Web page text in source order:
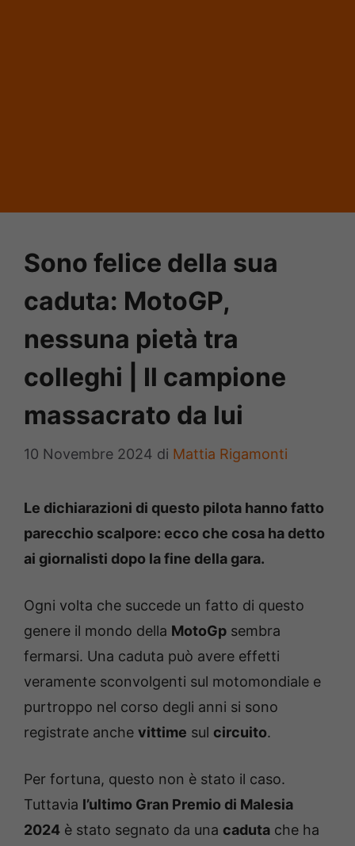
Sono felice della sua
caduta: MotoGP,
nessuna pietà tra
colleghi | Il campione
massacrato da lui
10 Novembre 2024 di Mattia Rigamonti
Le dichiarazioni di questo pilota hanno fatto
parecchio scalpore: ecco che cosa ha detto
ai giornalisti dopo la fine della gara.
Ogni volta che succede un fatto di questo
genere il mondo della MotoGp sembra
fermarsi. Una caduta può avere effetti
veramente sconvolgenti sul motomondiale e
purtroppo nel corso degli anni si sono
registrate anche vittime sul circuito.
Per fortuna, questo non è stato il caso.
Tuttavia l’ultimo Gran Premio di Malesia
2024 è stato segnato da una caduta che ha